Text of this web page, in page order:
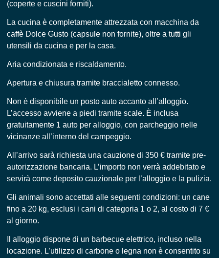
(coperte e cuscini forniti).
La cucina è completamente attrezzata con macchina da
caffè Dolce Gusto (capsule non fornite), oltre a tutti gli
utensili da cucina e per la casa.
Aria condizionata e riscaldamento.
Apertura e chiusura tramite braccialetto connesso.
Non è disponibile un posto auto accanto all’alloggio.
L’accesso avviene a piedi tramite scale. È inclusa
gratuitamente 1 auto per alloggio, con parcheggio nelle
vicinanze all’interno del campeggio.
All’arrivo sarà richiesta una cauzione di 350 € tramite pre-
autorizzazione bancaria. L’importo non verrà addebitato e
servirà come deposito cauzionale per l’alloggio e la pulizia.
Gli animali sono accettati alle seguenti condizioni: un cane
fino a 20 kg, esclusi i cani di categoria 1 o 2, al costo di 7 €
al giorno.
Il alloggio dispone di un barbecue elettrico, incluso nella
locazione. L’utilizzo di carbone o legna non è consentito su